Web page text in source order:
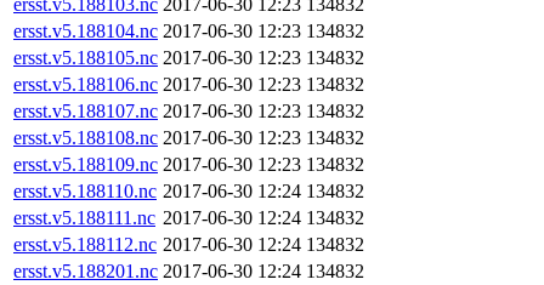
ersst.v5.188103.nc 2017-06-30 12:23 134832
ersst.v5.188104.nc 2017-06-30 12:23 134832
ersst.v5.188105.nc 2017-06-30 12:23 134832
ersst.v5.188106.nc 2017-06-30 12:23 134832
ersst.v5.188107.nc 2017-06-30 12:23 134832
ersst.v5.188108.nc 2017-06-30 12:23 134832
ersst.v5.188109.nc 2017-06-30 12:23 134832
ersst.v5.188110.nc 2017-06-30 12:24 134832
ersst.v5.188111.nc 2017-06-30 12:24 134832
ersst.v5.188112.nc 2017-06-30 12:24 134832
ersst.v5.188201.nc 2017-06-30 12:24 134832